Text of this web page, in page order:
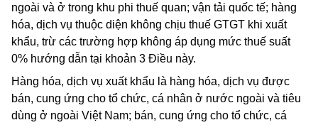
ngoài và ở trong khu phi thuế quan; vận tải quốc tế; hàng
hóa, dịch vụ thuộc diện không chịu thuế GTGT khi xuất
khẩu, trừ các trường hợp không áp dụng mức thuế suất
0% hướng dẫn tại khoản 3 Điều này.
Hàng hóa, dịch vụ xuất khẩu là hàng hóa, dịch vụ được
bán, cung ứng cho tổ chức, cá nhân ở nước ngoài và tiêu
dùng ở ngoài Việt Nam; bán, cung ứng cho tổ chức, cá